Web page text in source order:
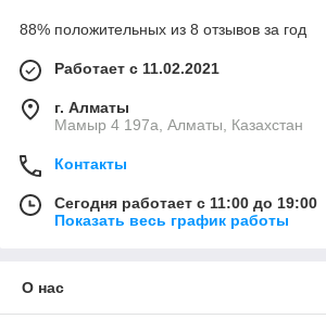
88% положительных из 8 отзывов за год
Работает с 11.02.2021
г. Алматы
Мамыр 4 197а, Алматы, Казахстан
Контакты
Сегодня работает с 11:00 до 19:00
Показать весь график работы
О нас